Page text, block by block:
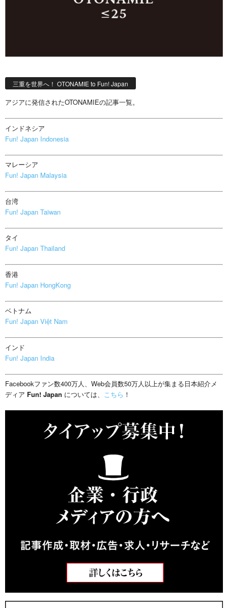
三重を世界へ！ OTONAMIE to Fun! Japan
アジアに発信されたOTONAMIEの記事一覧。
インドネシア
Fun! Japan Indonesia
マレーシア
Fun! Japan Malaysia
台湾
Fun! Japan Taiwan
タイ
Fun! Japan Thailand
香港
Fun! Japan HongKong
ベトナム
Fun! Japan Việt Nam
インド
Fun! Japan India
Facebookファン数400万人、Web会員数50万人以上が集まる日本紹介メ
ディア Fun! Japan については、 こちら ！